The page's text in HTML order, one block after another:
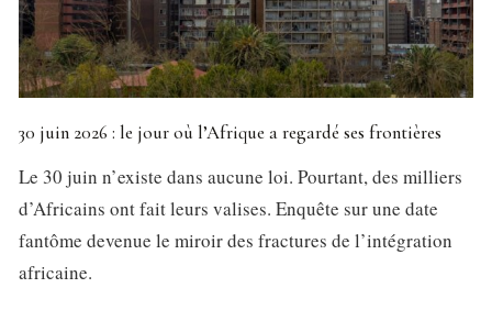
30 juin 2026 : le jour où l’Afrique a regardé ses frontières
Le 30 juin n’existe dans aucune loi. Pourtant, des milliers
d’Africains ont fait leurs valises. Enquête sur une date
fantôme devenue le miroir des fractures de l’intégration
africaine.